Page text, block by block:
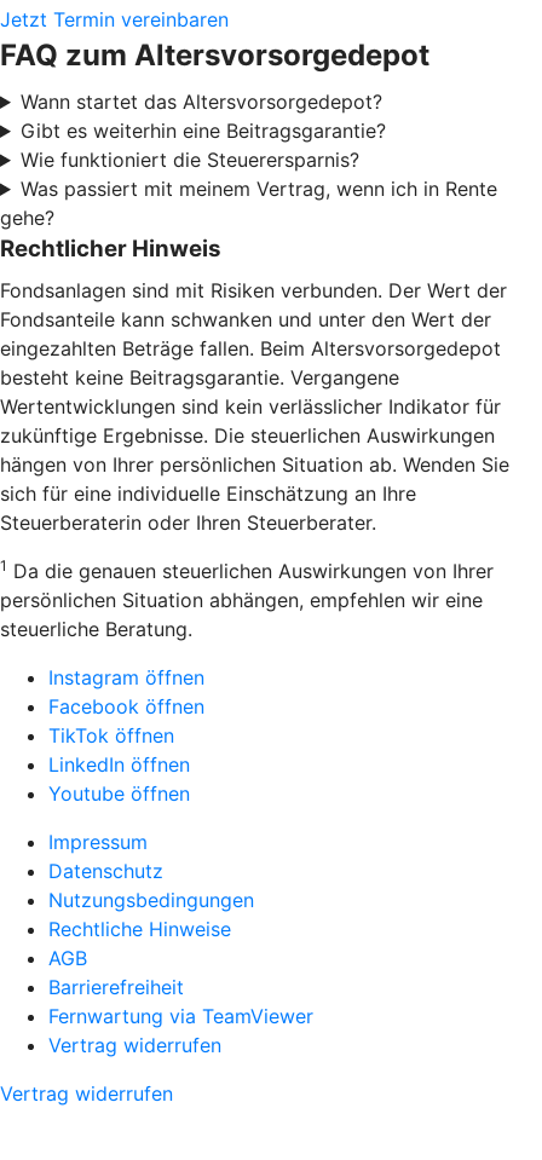
Jetzt Termin vereinbaren
FAQ zum Altersvorsorgedepot
Wann startet das Altersvorsorgedepot?
Gibt es weiterhin eine Beitragsgarantie?
Wie funktioniert die Steuerersparnis?
Was passiert mit meinem Vertrag, wenn ich in Rente
gehe?
Rechtlicher Hinweis
Fondsanlagen sind mit Risiken verbunden. Der Wert der
Fondsanteile kann schwanken und unter den Wert der
eingezahlten Beträge fallen. Beim Altersvorsorgedepot
besteht keine Beitragsgarantie. Vergangene
Wertentwicklungen sind kein verlässlicher Indikator für
zukünftige Ergebnisse. Die steuerlichen Auswirkungen
hängen von Ihrer persönlichen Situation ab. Wenden Sie
sich für eine individuelle Einschätzung an Ihre
Steuerberaterin oder Ihren Steuerberater.
1 Da die genauen steuerlichen Auswirkungen von Ihrer
persönlichen Situation abhängen, empfehlen wir eine
steuerliche Beratung.
Instagram öffnen
Facebook öffnen
TikTok öffnen
LinkedIn öffnen
Youtube öffnen
Impressum
Datenschutz
Nutzungsbedingungen
Rechtliche Hinweise
AGB
Barrierefreiheit
Fernwartung via TeamViewer
Vertrag widerrufen
Vertrag widerrufen